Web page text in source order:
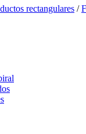
rectangulares /